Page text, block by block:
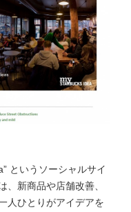
というソーシャルサイ
、新商品や店舗改善、
人ひとりがアイデアを